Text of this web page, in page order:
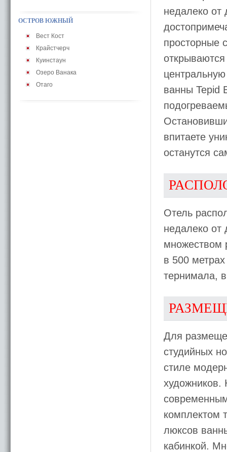
ОСТРОВ ЮЖНЫЙ
Вест Кост
Крайстчерч
Куинстаун
Озеро Ванака
Отаго
недалеко от
просторные
ванны Tepid
впитаете
останутся
Отель
недалеко от
множеством
в 500
тернимала,
Для
студийных
стиле
комплектом
люксов
кабинкой.